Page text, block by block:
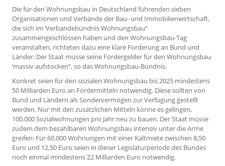
Die für den Wohnungsbau in Deutschland führenden sieben
Organisationen und Verbände der Bau- und Immobilienwirtschaft,
die sich im ‛Verbändebündnis Wohnungsbau“
zusammengeschlossen haben und den Wohnungsbau-Tag
veranstalten, richteten dazu eine klare Forderung an Bund und
Länder: Der Staat müsse seine Fördergelder für den Wohnungsbau
‛massiv aufstocken“, so das Wohnungsbau-Bündnis.
Konkret seien für den sozialen Wohnungsbau bis 2025 mindestens
50 Milliarden Euro an Fördermitteln notwendig. Diese sollten von
Bund und Ländern als Sondervermögen zur Verfügung gestellt
werden. Nur mit den zusätzlichen Mitteln könne es gelingen,
100.000 Sozialwohnungen pro Jahr neu zu bauen. Der Staat müsse
zudem dem bezahlbaren Wohnungsbau intensiv unter die Arme
greifen: Für 60.000 Wohnungen mit einer Kaltmiete zwischen 8,50
Euro und 12,50 Euro seien in dieser Legislaturperiode des Bundes
noch einmal mindestens 22 Milliarden Euro notwendig.